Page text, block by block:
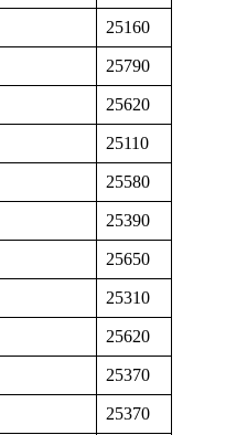
25160
25790
25620
25110
25580
25390
25650
25310
25620
25370
25370